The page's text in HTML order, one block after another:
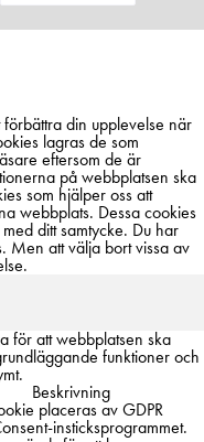
din upplevelse när
lagras de som
eftersom de är
på webbplatsen ska
som hjälper oss att
webbplats. Dessa cookies
ditt samtycke. Du har
Men att välja bort vissa av
för att webbplatsen ska
funktioner och
Beskrivning
placeras av GDPR
insticksprogrammet.